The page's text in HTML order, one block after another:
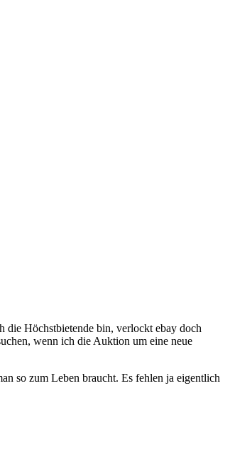
die Höchstbietende bin, verlockt ebay doch
wenn ich die Auktion um eine neue
so zum Leben braucht. Es fehlen ja eigentlich